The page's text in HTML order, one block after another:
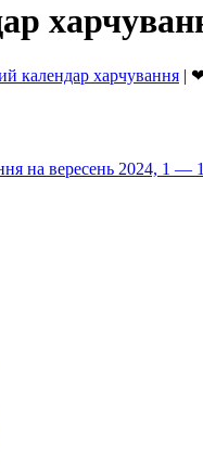
календар харчування |
на вересень 2024, 1 —